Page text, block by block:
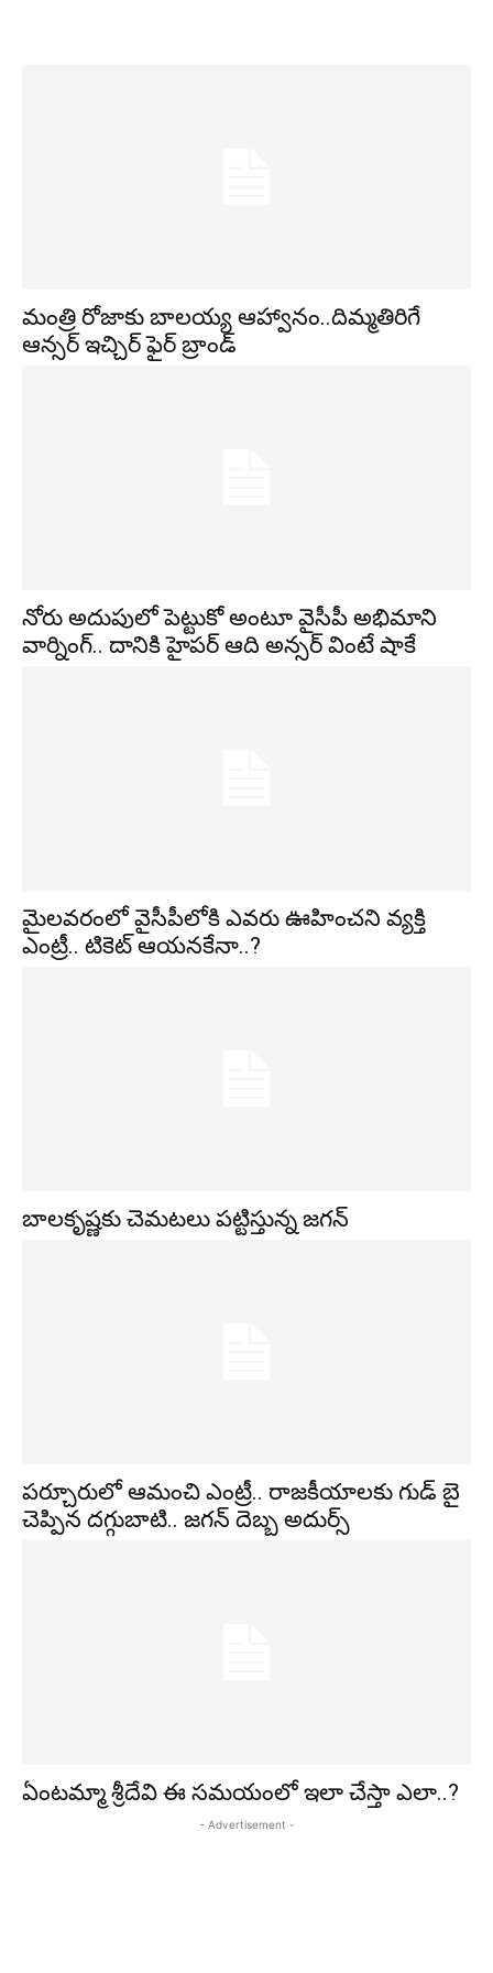
మంత్రి రోజాకు బాలయ్య ఆహ్వానం..దిమ్మతిరిగే
ఆన్సర్ ఇచ్చిర్ ఫైర్ బ్రాండ్
నోరు అదుపులో పెట్టుకో అంటూ వైసీపీ అభిమాని
వార్నింగ్.. దానికి హైపర్ ఆది అన్సర్ వింటే షాకే
మైలవరంలో వైసీపీలోకి ఎవరు ఊహించని వ్యక్తి
ఎంట్రీ.. టికెట్ ఆయనకేనా..?
బాలకృష్ణకు చెమటలు పట్టిస్తున్న జగన్
పర్చూరులో ఆమంచి ఎంట్రీ.. రాజకీయాలకు గుడ్ బై
చెప్పిన దగ్గుబాటి.. జగన్ దెబ్బ అదుర్స్
ఏంటమ్మా శ్రీదేవి ఈ సమయంలో ఇలా చేస్తా ఎలా..?
- Advertisement -